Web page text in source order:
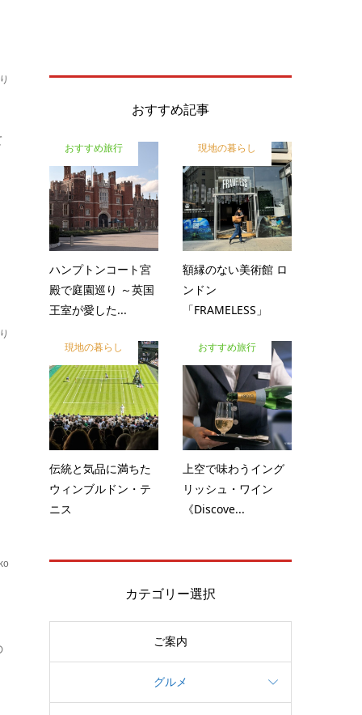
おすすめ記事
おすすめ旅行
ハンプトンコート宮
殿で庭園巡り ～英国
王室が愛した...
現地の暮らし
額縁のない美術館 ロ
ンドン
「FRAMELESS」
現地の暮らし
伝統と気品に満ちた
ウィンブルドン・テ
ニス
おすすめ旅行
上空で味わうイング
リッシュ・ワイン
《Discove...
カテゴリー選択
ご案内
グルメ